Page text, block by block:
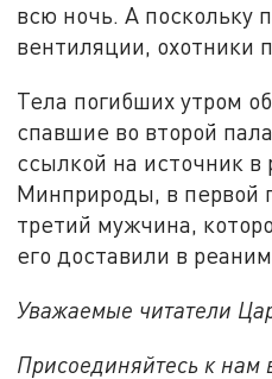
всю ночь. А поскольку
вентиляции, охотники
Тела погибших утром
спавшие во второй
ссылкой на источник в
Минприроды, в первой
третий мужчина,
его доставили в
Уважаемые читатели
Присоединяйтесь к нам